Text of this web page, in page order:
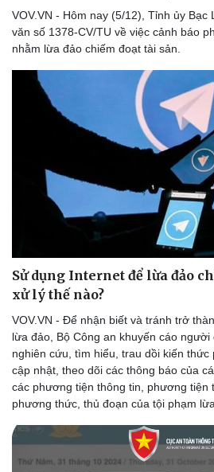
Thể thao
Bóng đá
Lịch thi đấu bóng đá
Thế giới thể thao
eSports
Ô
Xe
Tư
VOV.VN - Hôm nay (5/12), Tỉnh ủy Bạc
văn số 1378-CV/TU về việc cảnh báo
nhằm lừa đảo chiếm đoạt tài sản.
Sử dụng Internet để lừa đảo
xử lý thế nào?
VOV.VN - Để nhận biết và tránh trở
lừa đảo, Bộ Công an khuyến cáo
nghiên cứu, tìm hiểu, trau dồi kiến
cập nhật, theo dõi các thông báo của
các phương tiện thông tin, phương tiện
phương thức, thủ đoạn của tội phạm